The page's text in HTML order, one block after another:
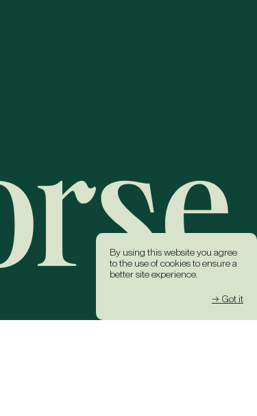
By using this website you agree
to the use of cookies to ensure a
better site experience.
→ Got it